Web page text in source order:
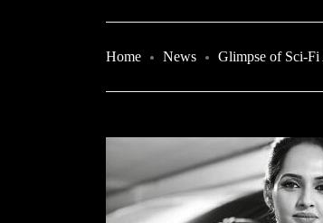
Home News Glimpse of Sci-